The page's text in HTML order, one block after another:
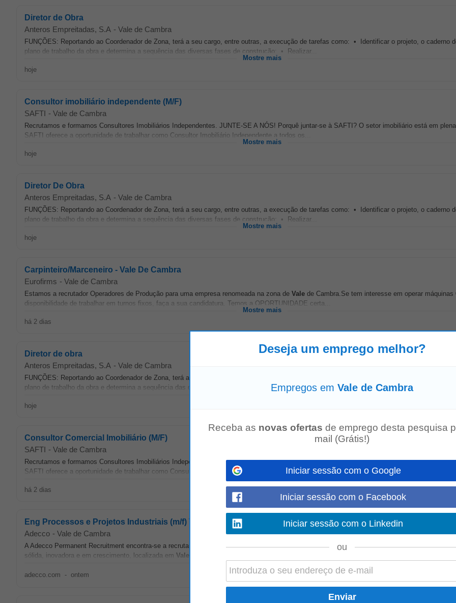
Diretor de Obra
Anteros Empreitadas, S.A - Vale de Cambra
FUNÇÕES: Reportando ao Coordenador de Zona, terá a seu cargo, entre outras, a execução de tarefas como: • Identificar o projeto, o caderno
plano de trabalho da obra e determina a sequência das diversas fases de construção; • Realizar...
Mostre mais
hoje
Consultor imobiliário independente (M/F)
SAFTI - Vale de Cambra
Recrutamos e formamos Consultores Imobiliários Independentes. JUNTE-SE A NÓS! Porquê juntar-se à SAFTI? O setor imobiliário está em
SAFTI oferece a oportunidade de trabalhar como Consultor Imobiliário Independente a todos os...
Mostre mais
hoje
Diretor De Obra
Anteros Empreitadas, S.A - Vale de Cambra
FUNÇÕES: Reportando ao Coordenador de Zona, terá a seu cargo, entre outras, a execução de tarefas como: • Identificar o projeto, o caderno
plano de trabalho da obra e determina a sequência das diversas fases de construção; • Realizar...
Mostre mais
hoje
Carpinteiro/Marceneiro - Vale De Cambra
Eurofirms - Vale de Cambra
Estamos a recrutador Operadores de Produção para uma empresa renomeada na zona de Vale de Cambra.Se tem interesse em operar máquinas
disponibilidade de trabalhar em turnos fixos, faça a sua candidatura. Temos a OPORTUNIDADE certa...
Mostre mais
há 2 dias
Diretor de obra
Anteros Empreitadas, S.A - Vale de Cambra
FUNÇÕES: Reportando ao Coordenador de Zona, terá a seu cargo, entre outras, a execução de tarefas como: Identificar o projeto, o caderno de
plano de trabalho da obra e determina a sequência das diversas fases de construção; Realizar o...
hoje
Consultor Comercial Imobiliário (M/F)
SAFTI - Vale de Cambra
Recrutamos e formamos Consultores Imobiliários Independentes. JUNTE-SE A NÓS! Porquê juntar-se à SAFTI? O setor imobiliário está em plena
SAFTI oferece a oportunidade de trabalhar como Consultor Imobiliário Independente a todos os...
há 2 dias
Eng Processos e Projetos Industriais (m/f) Vale de Cambra
Adecco - Vale de Cambra
A Adecco Permanent Recruitment encontra-se a recrutar um Engenheiro de Projetos e Eficiência Industrial (m/f) para integração direta numa
sólida, inovadora e em crescimento, localizada em Vale
Mostre mais
adecco.com - ontem
Deseja um emprego melhor?
Empregos em Vale de Cambra
Receba as novas ofertas de emprego desta pesquisa
mail (Grátis!)
Iniciar sessão com o Google
Iniciar sessão com o Facebook
Iniciar sessão com o Linkedin
ou